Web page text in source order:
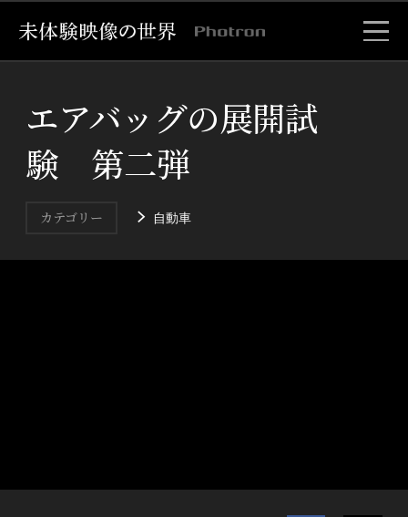
エアバッグの展開試
験 第二弾
カテゴリー 自動車